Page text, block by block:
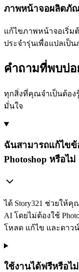
ภาพหน้าจอผลิตภั
แก้ไขภาพหน้าจอเริ่
ประจำรุ่นเพื่อแปลเป็
คำถามที่พบบ่อ
ทุกสิ่งที่คุณจำเป็นต้อง
มั่นใจ
ฉันสามารถแก้ไขข้
Photoshop หรือไม่
ได้ Story321 ช่วยให้
AI โดยไม่ต้องใช้
โหลด แก้ไข และดาว
ใช้งานได้ฟรีหรือไม่